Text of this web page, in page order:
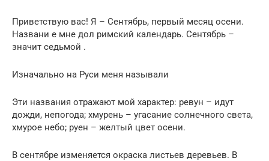
Приветствую вас! Я – Сентябрь, первый месяц осени.
Названи е мне дол римский календарь. Сентябрь –
значит седьмой .
Изначально на Руси меня называли
Эти названия отражают мой характер: ревун – идут
дожди, непогода; хмурень – угасание солнечного света,
хмурое небо; руен – желтый цвет осени.
В сентябре изменяется окраска листьев деревьев. В